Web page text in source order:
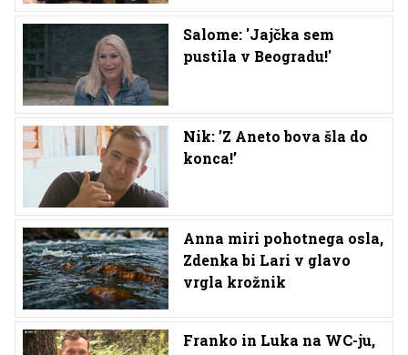
Salome: 'Jajčka sem
pustila v Beogradu!'
Nik: ’Z Aneto bova šla do
konca!’
Anna miri pohotnega osla,
Zdenka bi Lari v glavo
vrgla krožnik
Franko in Luka na WC-ju,